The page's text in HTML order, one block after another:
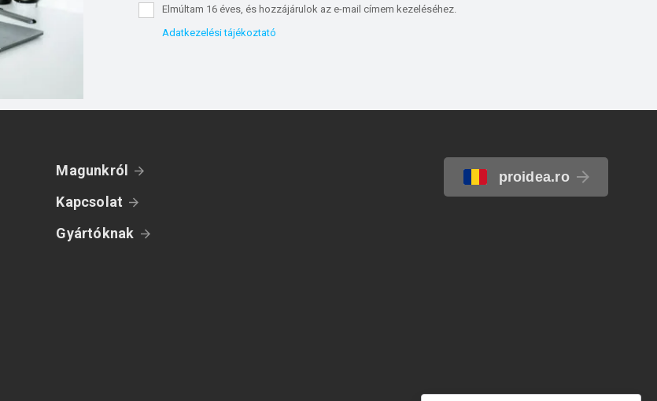
Elmúltam 16 éves, és hozzájárulok az e-mail címem kezeléséhez.
Adatkezelési tájékoztató
Magunkról
Kapcsolat
Gyártóknak
proidea.ro